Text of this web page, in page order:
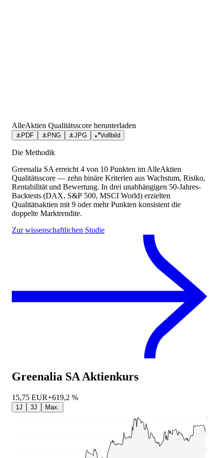
AlleAktien Qualitätsscore herunterladen
PDF PNG JPG Vollbild
Die Methodik
Greenalia SAerreicht 4 von 10 Punkten im AlleAktien
Qualitätsscore — zehn binäre Kriterien aus Wachstum, Risiko,
Rentabilität und Bewertung. In drei unabhängigen 50-Jahres-
Backtests (DAX, S&P 500, MSCI World) erzielten
Qualitätsaktien mit 9 oder mehr Punkten konsistent die
doppelte Marktrendite.
Zur wissenschaftlichen Studie
Greenalia SA Aktienkurs
15,75 EUR+619,2 %
1J 3J Max.
10,9
15,25
19,6